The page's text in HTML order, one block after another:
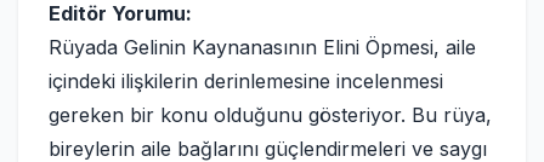
Editör Yorumu:
Rüyada Gelinin Kaynanasının Elini Öpmesi, aile
içindeki ilişkilerin derinlemesine incelenmesi
gereken bir konu olduğunu gösteriyor. Bu rüya,
bireylerin aile bağlarını güçlendirmeleri ve saygı